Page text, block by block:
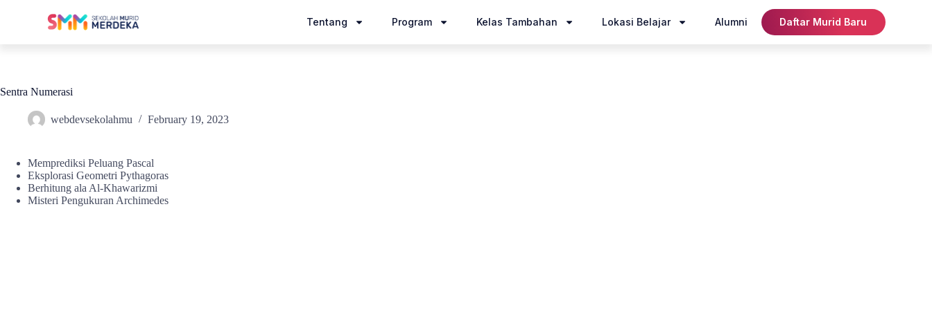
Tentang Program Kelas Tambahan Lokasi Belajar Alumni Daftar Murid Baru
Sentra Numerasi
webdevsekolahmu February 19, 2023
Memprediksi Peluang Pascal
Eksplorasi Geometri Pythagoras
Berhitung ala Al-Khawarizmi
Misteri Pengukuran Archimedes